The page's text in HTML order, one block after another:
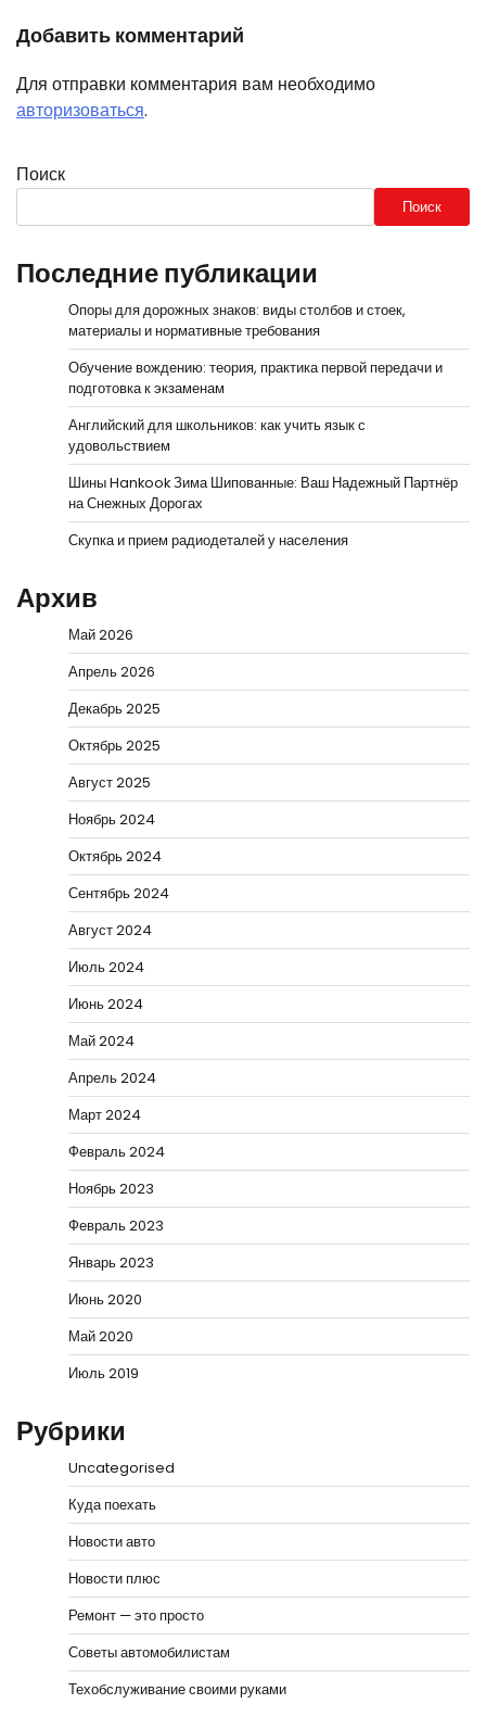
Добавить комментарий
Для отправки комментария вам необходимо
авторизоваться.
Поиск
Поиск
Последние публикации
Опоры для дорожных знаков: виды столбов и стоек,
материалы и нормативные требования
Обучение вождению: теория, практика первой передачи и
подготовка к экзаменам
Английский для школьников: как учить язык с
удовольствием
Шины Hankook Зима Шипованные: Ваш Надежный Партнёр
на Снежных Дорогах
Скупка и прием радиодеталей у населения
Архив
Май 2026
Апрель 2026
Декабрь 2025
Октябрь 2025
Август 2025
Ноябрь 2024
Октябрь 2024
Сентябрь 2024
Август 2024
Июль 2024
Июнь 2024
Май 2024
Апрель 2024
Март 2024
Февраль 2024
Ноябрь 2023
Февраль 2023
Январь 2023
Июнь 2020
Май 2020
Июль 2019
Рубрики
Uncategorised
Куда поехать
Новости авто
Новости плюс
Ремонт — это просто
Советы автомобилистам
Техобслуживание своими руками